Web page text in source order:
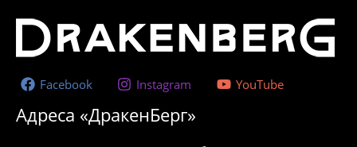
Facebook Instagram YouTube
Адреса «ДракенБерг»